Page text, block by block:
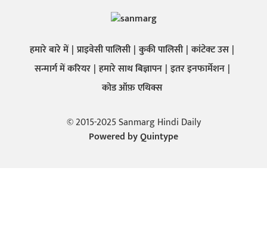
हमारे बारे में प्राइवेसी पालिसी कुकी पालिसी कांटेक्ट उस
सन्मार्ग में करियर हमारे साथ बिज्ञापन इतर इनफार्मेशन
कोड ऑफ़ एथिक्स
© 2015-2025 Sanmarg Hindi Daily
Powered byQuintype